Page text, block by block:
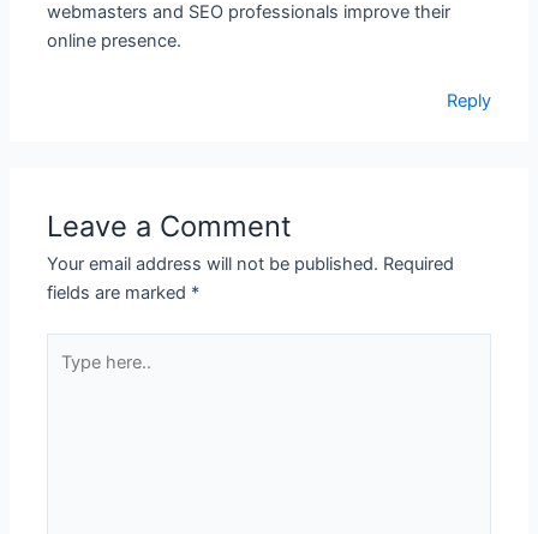
webmasters and SEO professionals improve their
online presence.
Reply
Leave a Comment
Your email address will not be published. Required
fields are marked *
here..